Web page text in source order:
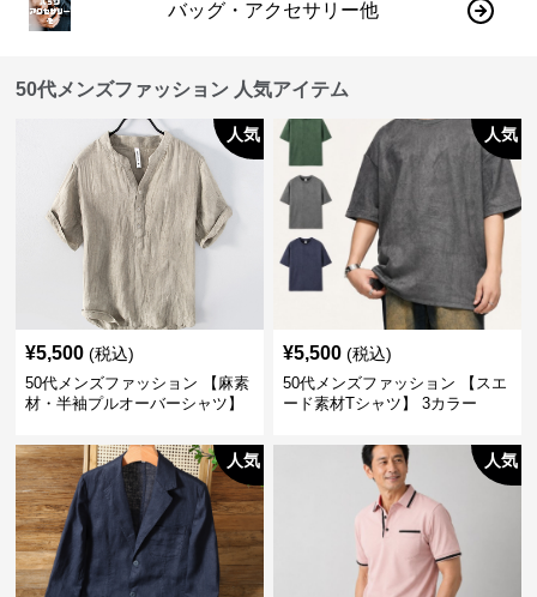
バッグ・アクセサリー他
50代メンズファッション 人気アイテム
人気
¥5,500 (税込)
50代メンズファッション 【麻素
材・半袖プルオーバーシャツ】
人気
¥5,500 (税込)
50代メンズファッション 【スエ
ード素材Tシャツ】 3カラー
人気 人気